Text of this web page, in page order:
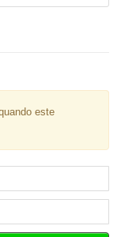
este